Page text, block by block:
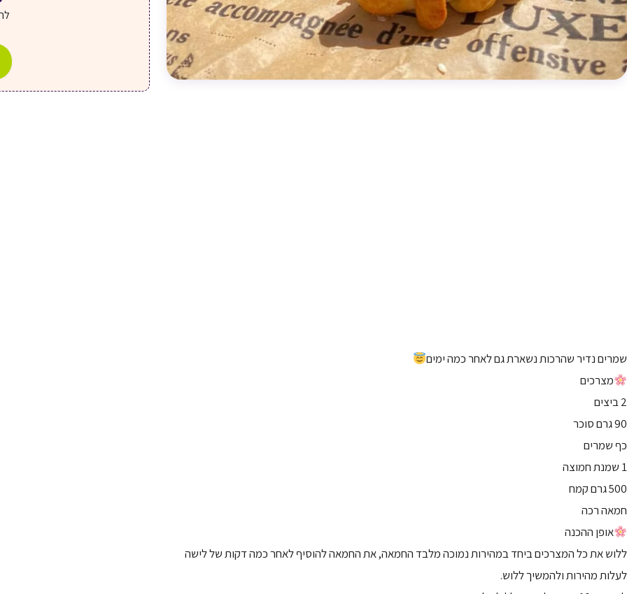
שמרים נדיר שהרכות נשארת גם לאחר כמה ימים
מצרכים
2 ביצים
90 גרם סוכר
כף שמרים
1 שמנת חמוצה
500 גרם קמח
חמאה רכה
אופן ההכנה
ללוש את כל המצרכים ביחד במהירות נמוכה מלבד החמאה, את החמאה להוסיף לאחר כמה דקות של לישה
לעלות מהירות ולהמשיך ללוש.